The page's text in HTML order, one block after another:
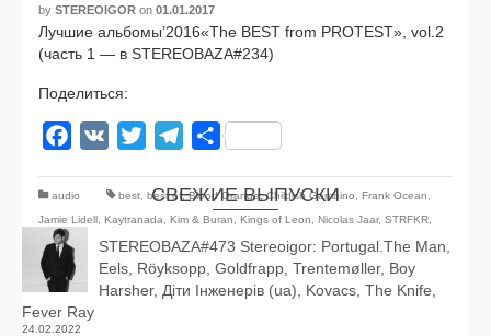
by STEREOIGOR on 01.01.2017
Лучшие альбомы’2016«The BEST from PROTEST», vol.2
(часть 1 — в STEREOBAZA#234)
Поделиться:
Facebook
VK Twitter TelegramОтправить
audio best best of,Blood Orange,Childish Gambino Frank Ocean
Jamie Lidell Kaytranada Kim & Buran Kings of Leon Nicolas Jaar, STRFKR
Tycho, Wild Beasts,ZHU,альбомы года
СВЕЖИЕ ВЫПУСКИ
STEREOBAZA#473 Stereoigor: Portugal.The Man,
Eels, Röyksopp, Goldfrapp, Trentemøller, Boy
Harsher, Діти Інженерів (ua), Kovacs, The Knife,
Fever Ray
24.02.2022